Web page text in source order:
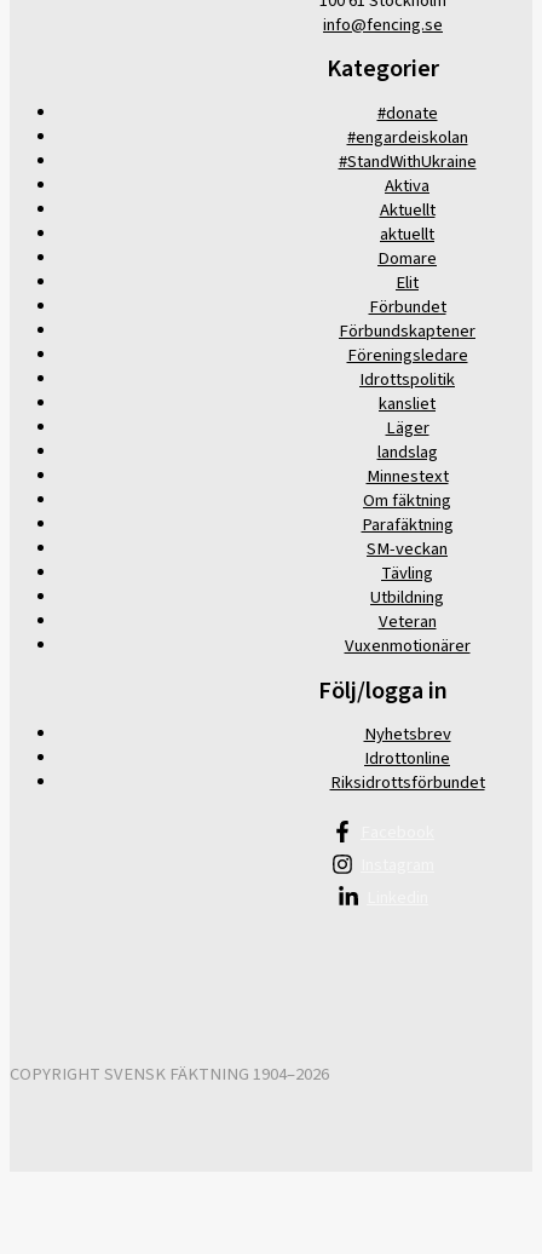
info@fencing.se
Kategorier
#donate
#engardeiskolan
#StandWithUkraine
Aktiva
Aktuellt
aktuellt
Domare
Elit
Förbundet
Förbundskaptener
Föreningsledare
Idrottspolitik
kansliet
Läger
landslag
Minnestext
Om fäktning
Parafäktning
SM-veckan
Tävling
Utbildning
Veteran
Vuxenmotionärer
Följ/logga in
Nyhetsbrev
Idrottonline
Riksidrottsförbundet
COPYRIGHT SVENSK FÄKTNING 1904–2026